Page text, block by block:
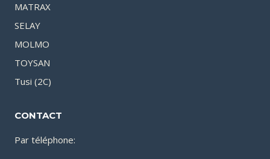
MATRAX
SELAY
MOLMO
TOYSAN
Tusi (2C)
CONTACT
Par téléphone: